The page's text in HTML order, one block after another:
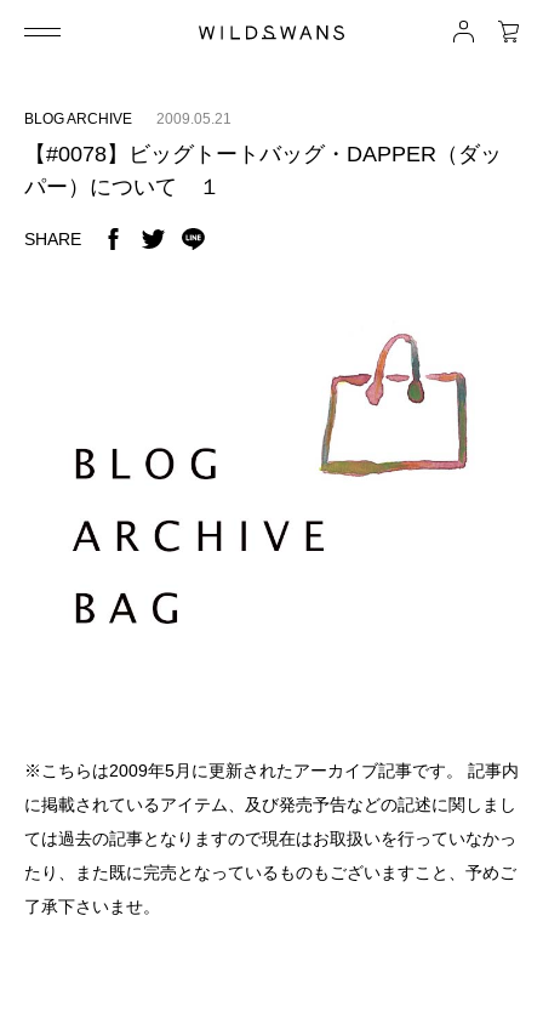
BLOG ARCHIVE 2009.05.21
【#0078】ビッグトートバッグ・DAPPER（ダッ
パー）について １
SHARE
※こちらは2009年5月に更新されたアーカイブ記事です。 記事内
に掲載されているアイテム、及び発売予告などの記述に関しまし
ては過去の記事となりますので現在はお取扱いを行っていなかっ
たり、また既に完売となっているものもございますこと、予めご
了承下さいませ。